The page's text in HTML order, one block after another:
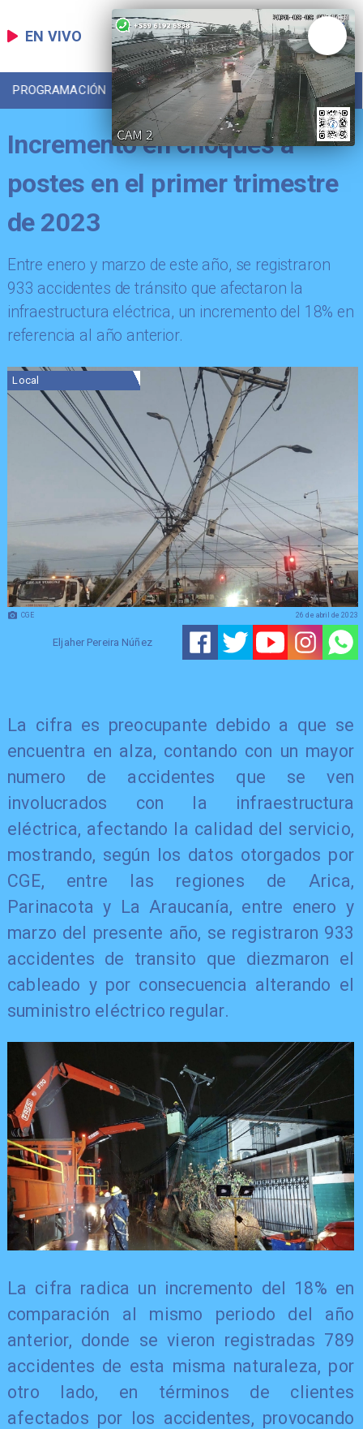
EN VIVO
PROGRAMACIÓN LOCAL DEPORTES
Incremento en choques a
postes en el primer trimestre
de 2023
Entre enero y marzo de este año, se registraron
933 accidentes de tránsito que afectaron la
infraestructura eléctrica, un incremento del 18% en
referencia al año anterior.
CGE
Local
Eljaher Pereira Núñez
26 de abril de 2023
La cifra es preocupante debido a que se
encuentra en alza, contando con un mayor
numero de accidentes que se ven
involucrados con la infraestructura
eléctrica, afectando la calidad del servicio,
mostrando, según los datos otorgados por
CGE, entre las regiones de Arica,
Parinacota y La Araucanía, entre enero y
marzo del presente año, se registraron 933
accidentes de transito que diezmaron el
cableado y por consecuencia alterando el
suministro eléctrico regular.
La cifra radica un incremento del 18% en
comparación al mismo periodo del año
anterior, donde se vieron registradas 789
accidentes de esta misma naturaleza, por
otro lado, en términos de clientes
afectados por los accidentes, provocando